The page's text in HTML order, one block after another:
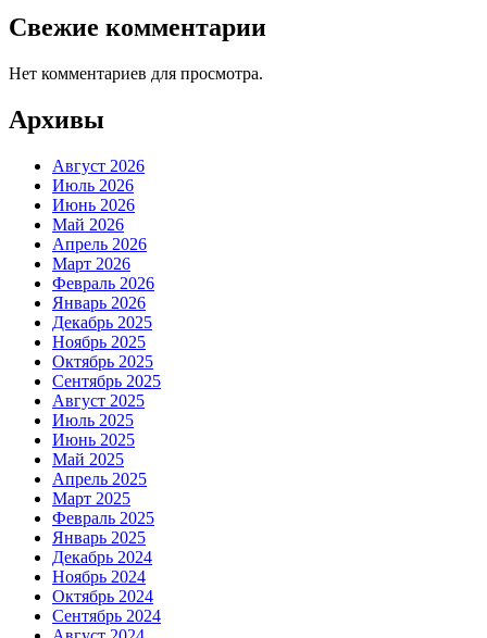
Свежие комментарии
Нет комментариев для просмотра.
Архивы
Август 2026
Июль 2026
Июнь 2026
Май 2026
Апрель 2026
Март 2026
Февраль 2026
Январь 2026
Декабрь 2025
Ноябрь 2025
Октябрь 2025
Сентябрь 2025
Август 2025
Июль 2025
Июнь 2025
Май 2025
Апрель 2025
Март 2025
Февраль 2025
Январь 2025
Декабрь 2024
Ноябрь 2024
Октябрь 2024
Сентябрь 2024